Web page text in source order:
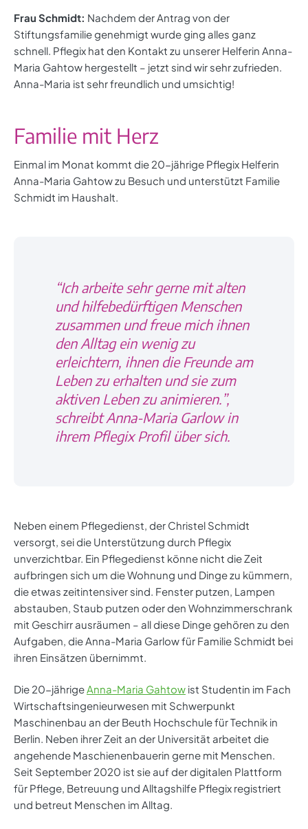
Frau Schmidt: Nachdem der Antrag von der
Stiftungsfamilie genehmigt wurde ging alles ganz
schnell. Pflegix hat den Kontakt zu unserer Helferin Anna-
Maria Gahtow hergestellt – jetzt sind wir sehr zufrieden.
Anna-Maria ist sehr freundlich und umsichtig!
Familie mit Herz
Einmal im Monat kommt die 20-jährige Pflegix Helferin
Anna-Maria Gahtow zu Besuch und unterstützt Familie
Schmidt im Haushalt.
“Ich arbeite sehr gerne mit alten
und hilfebedürftigen Menschen
zusammen und freue mich ihnen
den Alltag ein wenig zu
erleichtern, ihnen die Freunde am
Leben zu erhalten und sie zum
aktiven Leben zu animieren.”,
schreibt Anna-Maria Garlow in
ihrem Pflegix Profil über sich.
Neben einem Pflegedienst, der Christel Schmidt
versorgt, sei die Unterstützung durch Pflegix
unverzichtbar. Ein Pflegedienst könne nicht die Zeit
aufbringen sich um die Wohnung und Dinge zu kümmern,
die etwas zeitintensiver sind. Fenster putzen, Lampen
abstauben, Staub putzen oder den Wohnzimmerschrank
mit Geschirr ausräumen – all diese Dinge gehören zu den
Aufgaben, die Anna-Maria Garlow für Familie Schmidt bei
ihren Einsätzen übernimmt.
Die 20-jährigeAnna-Maria Gahtow ist Studentin im Fach
Wirtschaftsingenieurwesen mit Schwerpunkt
Maschinenbau an der Beuth Hochschule für Technik in
Berlin. Neben ihrer Zeit an der Universität arbeitet die
angehende Maschienenbauerin gerne mit Menschen.
Seit September 2020 ist sie auf der digitalen Plattform
für Pflege, Betreuung und Alltagshilfe Pflegix registriert
und betreut Menschen im Alltag.